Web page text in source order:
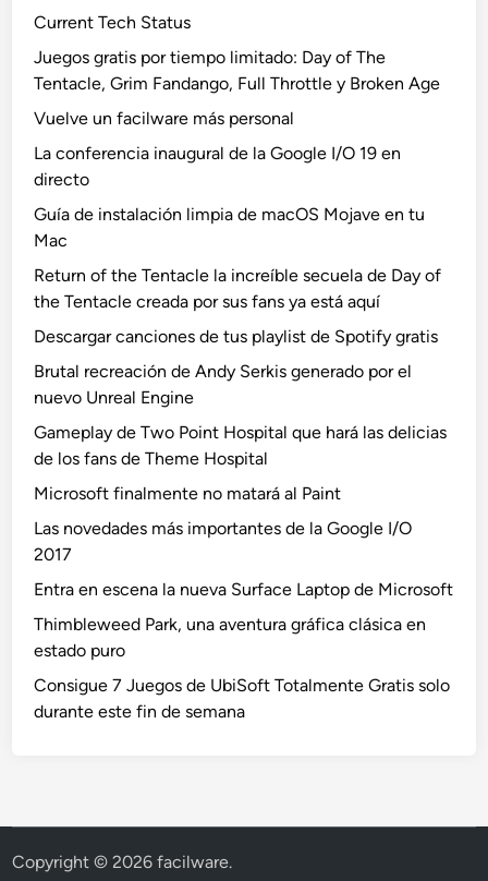
Current Tech Status
Juegos gratis por tiempo limitado: Day of The
Tentacle, Grim Fandango, Full Throttle y Broken Age
Vuelve un facilware más personal
La conferencia inaugural de la Google I/O 19 en
directo
Guía de instalación limpia de macOS Mojave en tu
Mac
Return of the Tentacle la increíble secuela de Day of
the Tentacle creada por sus fans ya está aquí
Descargar canciones de tus playlist de Spotify gratis
Brutal recreación de Andy Serkis generado por el
nuevo Unreal Engine
Gameplay de Two Point Hospital que hará las delicias
de los fans de Theme Hospital
Microsoft finalmente no matará al Paint
Las novedades más importantes de la Google I/O
2017
Entra en escena la nueva Surface Laptop de Microsoft
Thimbleweed Park, una aventura gráfica clásica en
estado puro
Consigue 7 Juegos de UbiSoft Totalmente Gratis solo
durante este fin de semana
Copyright © 2026facilware.